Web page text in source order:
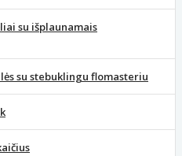
su išplaunamais
su stebuklingu flomasteriu